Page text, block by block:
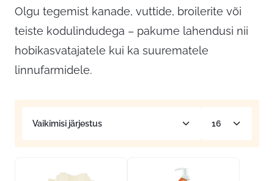
Olgu tegemist kanade, vuttide, broilerite või
teiste kodulindudega – pakume lahendusi nii
hobikasvatajatele kui ka suurematele
linnufarmidele.